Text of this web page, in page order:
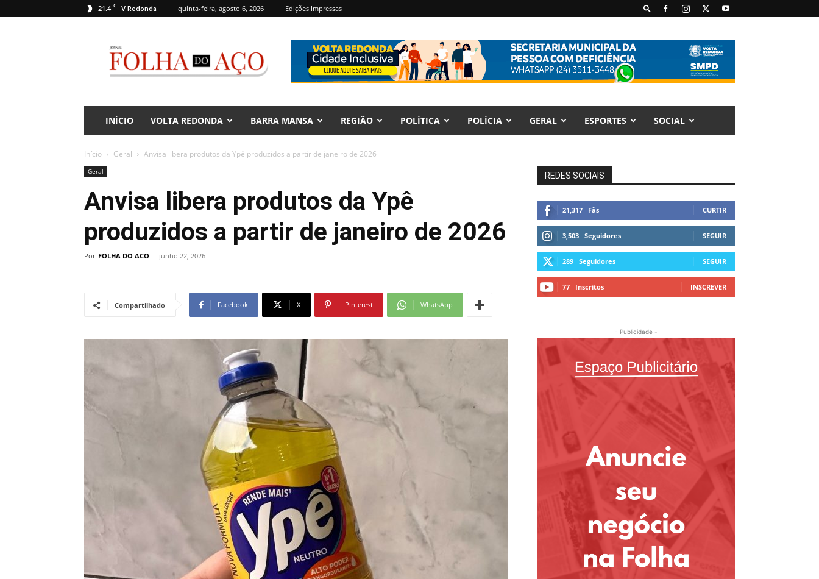
21.4 C V Redonda quinta-feira, agosto 6, 2026 Edições Impressas
Folha
do
Aço
INÍCIO VOLTA REDONDA BARRA MANSA REGIÃO POLÍTICA POLÍCIA GERAL ESPORTES SOCIAL
Início Geral Anvisa libera produtos da Ypê produzidos a partir de janeiro de 2026
Geral
Anvisa libera produtos da Ypê
produzidos a partir de janeiro de 2026
Por FOLHA DO ACO - junho 22, 2026
Compartilhado Facebook X Pinterest WhatsApp
REDES SOCIAIS
21,317 Fãs CURTIR
3,503 Seguidores SEGUIR
289 Seguidores SEGUIR
77 Inscritos INSCREVER
- Publicidade -